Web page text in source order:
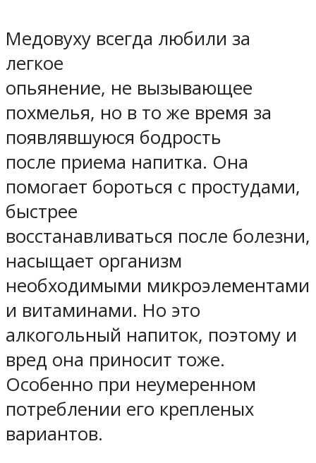
Медовуху всегда любили за
легкое
опьянение, не вызывающее
похмелья, но в то же время за
появлявшуюся бодрость
после приема напитка. Она
помогает бороться с простудами,
быстрее
восстанавливаться после болезни,
насыщает организм
необходимыми микроэлементами
и витаминами. Но это
алкогольный напиток, поэтому и
вред она приносит тоже.
Особенно при неумеренном
потреблении его крепленых
вариантов.